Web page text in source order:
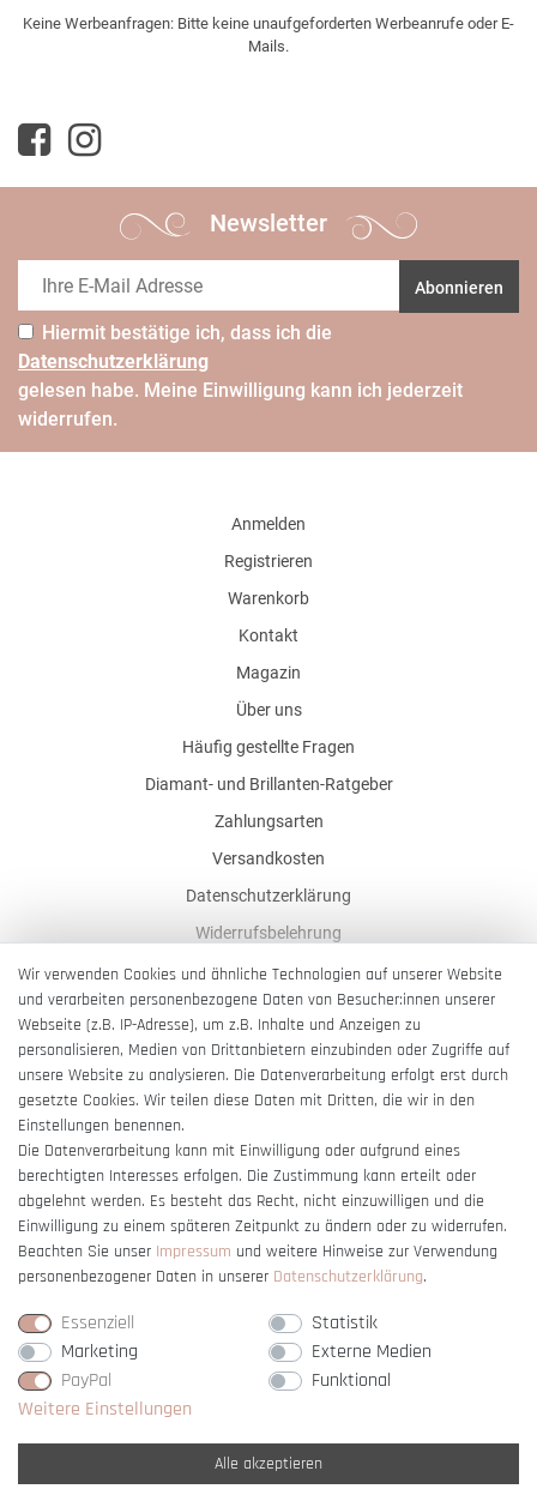
Keine Werbeanfragen: Bitte keine unaufgeforderten Werbeanrufe oder E-
Mails.
Newsletter
Abonnieren
Hiermit bestätige ich, dass ich die
Daten­schutz­erklärung
gelesen habe. Meine Einwilligung kann ich jederzeit
widerrufen.
Anmelden
Registrieren
Warenkorb
Kontakt
Magazin
Über uns
Häufig gestellte Fragen
Diamant- und Brillanten-Ratgeber
Zahlungsarten
Versandkosten
Datenschutzerklärung
Widerrufsbelehrung
AGB
Impressum
Barrierefreiheitserklärung
Vertrag widerrufen
Wir verwenden Cookies und ähnliche Technologien auf unserer Website
und verarbeiten personenbezogene Daten von Besucher:innen unserer
Webseite (z.B. IP-Adresse), um z.B. Inhalte und Anzeigen zu
personalisieren, Medien von Drittanbietern einzubinden oder Zugriffe auf
unsere Website zu analysieren. Die Datenverarbeitung erfolgt erst durch
gesetzte Cookies. Wir teilen diese Daten mit Dritten, die wir in den
Einstellungen benennen.
Die Datenverarbeitung kann mit Einwilligung oder aufgrund eines
berechtigten Interesses erfolgen. Die Zustimmung kann erteilt oder
abgelehnt werden. Es besteht das Recht, nicht einzuwilligen und die
Einwilligung zu einem späteren Zeitpunkt zu ändern oder zu widerrufen.
Beachten Sie unser Impressum und weitere Hinweise zur Verwendung
personenbezogener Daten in unserer Daten­schutz­erklärung.
Essenziell
Statistik
Marketing
Externe Medien
PayPal
Funktional
Weitere Einstellungen
Alle akzeptieren